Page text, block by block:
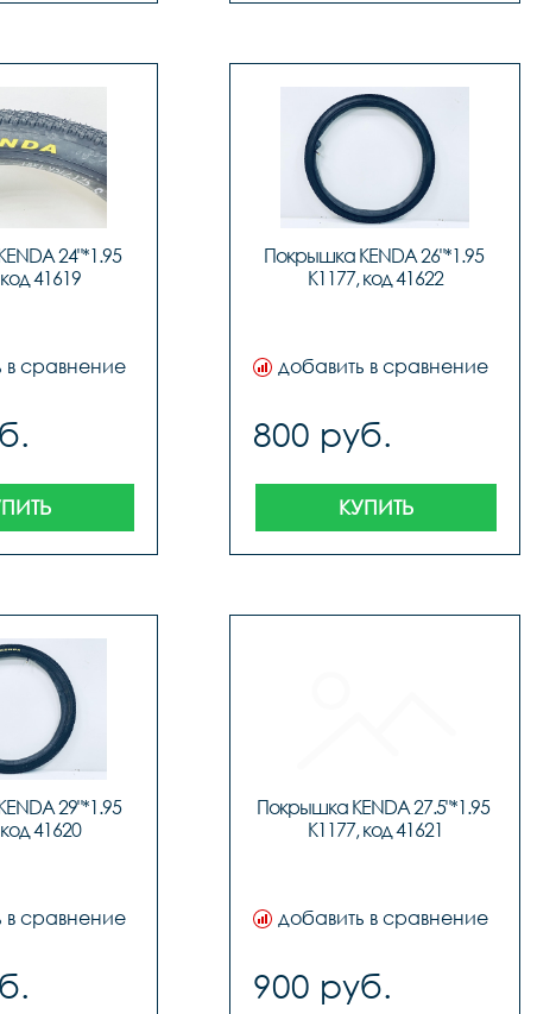
24"*1.95
41619
в сравнение
Покрышка KENDA 26"*1.95
K1177, код 41622
добавить в сравнение
800 руб.
КУПИТЬ
29"*1.95
41620
в сравнение
Покрышка KENDA 27.5"*1.95
K1177, код 41621
добавить в сравнение
900 руб.